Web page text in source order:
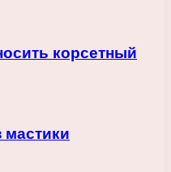
корсетный
мастики